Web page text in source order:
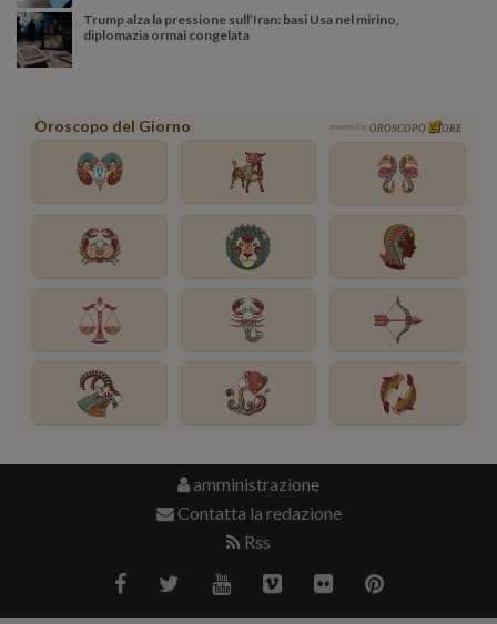
Trump alza la pressione sull’Iran: basi Usa nel mirino,
diplomazia ormai congelata
Oroscopo del Giorno powered by OROSCOPO ORE
amministrazione
Contatta la redazione
Rss